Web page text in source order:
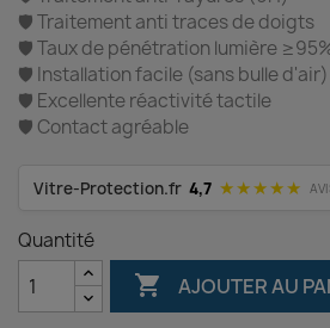
🛡️ Traitement anti traces de doigts
🛡️ Taux de pénétration lumière
🛡️ Installation facile (sans bulle d'air)
🛡️ Excellente réactivité tactile
🛡️ Contact agréable
Vitre-Protection.fr 4,7 ★★★★★
Quantité
 AJOUTER AU